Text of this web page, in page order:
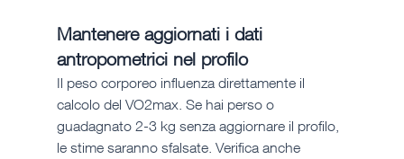
Mantenere aggiornati i dati
antropometrici nel profilo
Il peso corporeo influenza direttamente il
calcolo del VO2max. Se hai perso o
guadagnato 2-3 kg senza aggiornare il profilo,
le stime saranno sfalsate. Verifica anche